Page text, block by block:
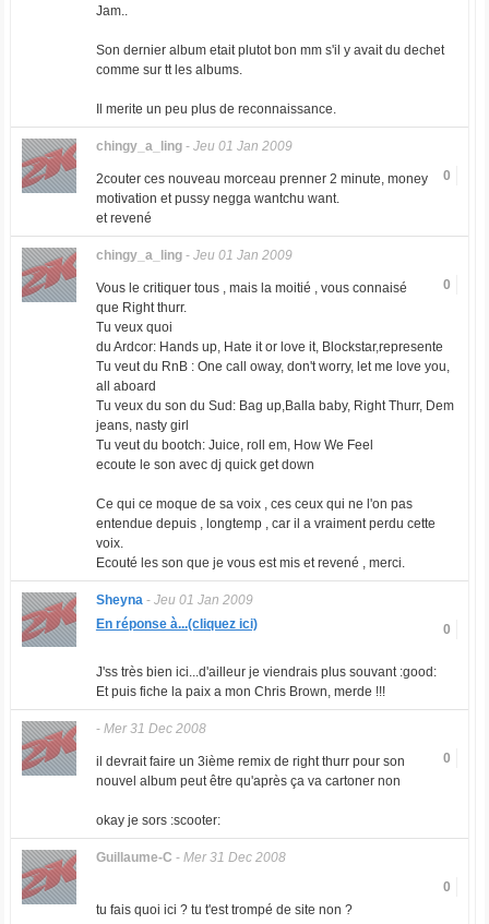
Jam..
Son dernier album etait plutot bon mm s'il y avait du dechet
comme sur tt les albums.
Il merite un peu plus de reconnaissance.
chingy_a_ling- Jeu 01 Jan 2009
0
2couter ces nouveau morceau prenner 2 minute, money
motivation et pussy negga wantchu want.
et revené
chingy_a_ling- Jeu 01 Jan 2009
0
Vous le critiquer tous , mais la moitié , vous connaisé
que Right thurr.
Tu veux quoi
du Ardcor: Hands up, Hate it or love it, Blockstar,represente
Tu veut du RnB : One call oway, don't worry, let me love you,
all aboard
Tu veux du son du Sud: Bag up,Balla baby, Right Thurr, Dem
jeans, nasty girl
Tu veut du bootch: Juice, roll em, How We Feel
ecoute le son avec dj quick get down
Ce qui ce moque de sa voix , ces ceux qui ne l'on pas
entendue depuis , longtemp , car il a vraiment perdu cette
voix.
Ecouté les son que je vous est mis et revené , merci.
Sheyna- Jeu 01 Jan 2009
0
En réponse à...(cliquez ici)
J'ss très bien ici...d'ailleur je viendrais plus souvant :good:
Et puis fiche la paix a mon Chris Brown, merde !!!
- Mer 31 Dec 2008
0
il devrait faire un 3ième remix de right thurr pour son
nouvel album peut être qu'après ça va cartoner non
okay je sors :scooter:
Guillaume-C - Mer 31 Dec 2008
0
tu fais quoi ici ? tu t'est trompé de site non ?